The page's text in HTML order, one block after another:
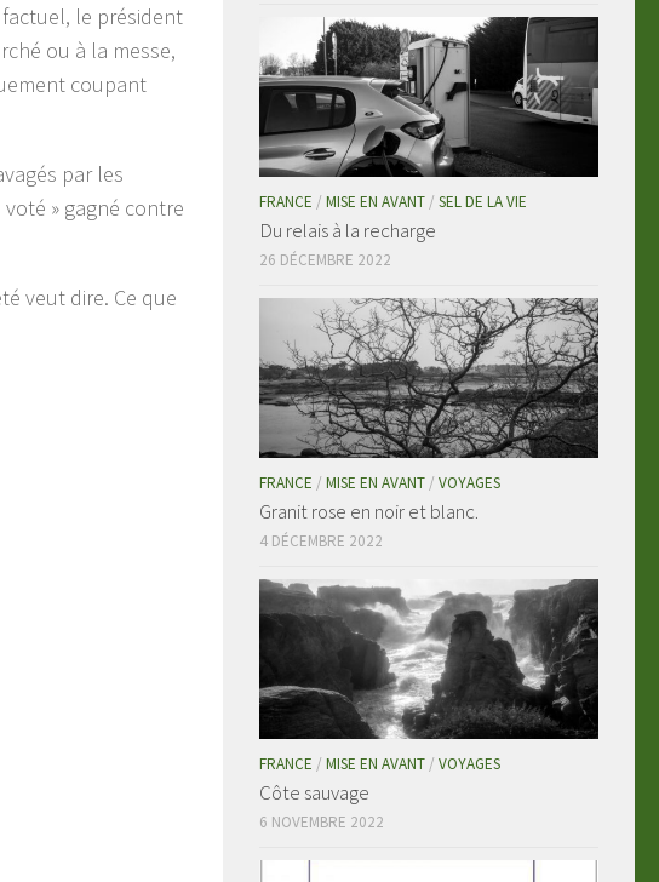
le président
ou à la messe,
coupant
par les
» gagné contre
veut dire. Ce que
FRANCE / MISE EN AVANT / SEL DE LA VIE
Du relais à la recharge
26 DÉCEMBRE 2022
FRANCE / MISE EN AVANT / VOYAGES
Granit rose en noir et blanc.
4 DÉCEMBRE 2022
FRANCE / MISE EN AVANT / VOYAGES
Côte sauvage
6 NOVEMBRE 2022